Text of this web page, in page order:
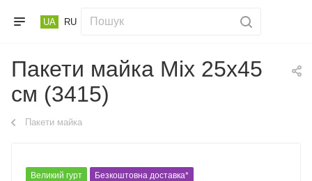
UA RU
Пакети майка Mix 25х45
см (3415)
Пакети майка
Великий гурт Безкоштовна доставка*